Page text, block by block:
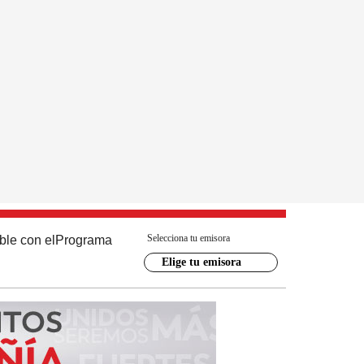
con el Programa Selecciona tu emisora
Elige tu emisora